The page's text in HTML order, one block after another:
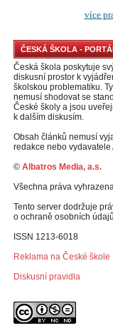
ČESKÁ ŠKOLA -
Česká škola poskytuje
diskusní prostor k
školskou problematiku.
nemusí shodovat se
České školy a jsou
k dalším diskusím.
Obsah článků nemusí
redakce nebo vydavatele
© Albatros Media, a.s.
Všechna práva vyhrazena.
Tento server dodržuje
o ochraně osobních údajů.
ISSN 1213-6018
Reklama na České škole
Diskusní pravidla